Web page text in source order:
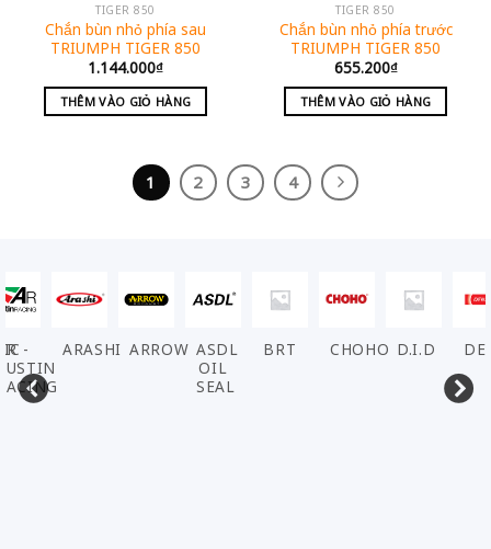
TIGER 850
Chắn bùn nhỏ phía sau
TRIUMPH TIGER 850
1.144.000₫
THÊM VÀO GIỎ HÀNG
TIGER 850
Chắn bùn nhỏ phía trước
TRIUMPH TIGER 850
655.200₫
THÊM VÀO GIỎ HÀNG
1 2 3 4
-
ARASHI ARROW ASDL
OIL
SEAL
BRT CHOHO D.I.D